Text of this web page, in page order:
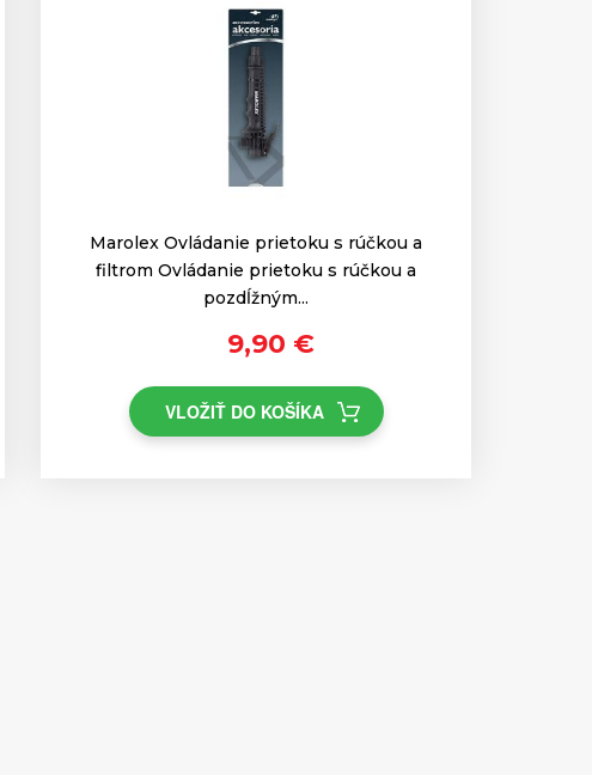
Marolex Ovládanie prietoku s rúčkou a
filtrom Ovládanie prietoku s rúčkou a
pozdĺžným...
9,90 €
VLOŽIŤ DO KOŠÍKA